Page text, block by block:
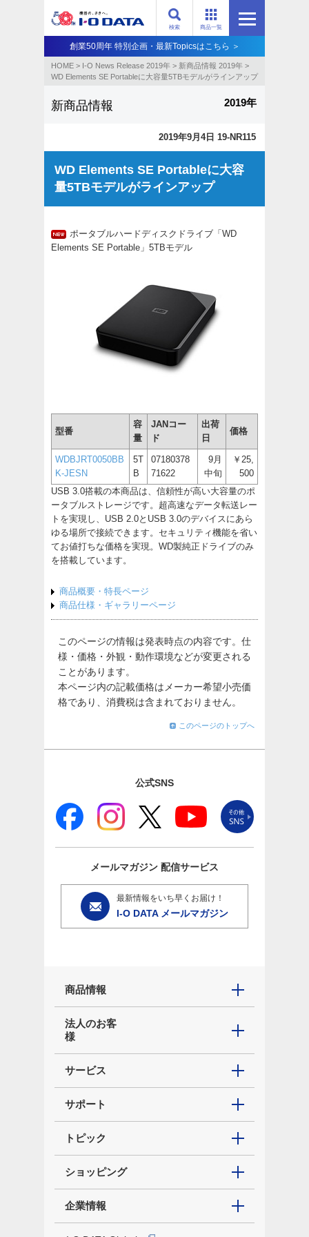
商品一覧
検索
創業50周年 特別企画・最新Topicsはこちら ＞
HOME > I-O News Release 2019年 > 新商品情報 2019年 >
WD Elements SE Portableに大容量5TBモデルがラインアップ
新商品情報 2019年
2019年9月4日 19-NR115
WD Elements SE Portableに大容
量5TBモデルがラインアップ
ポータブルハードディスクドライブ「WD
Elements SE Portable」5TBモデル
型番
容
量
JANコー
ド
出荷
日
価格
WDBJRT0050BB
K-JESN
5T
B
07180378
71622
9月
中旬
￥25,
500
USB 3.0搭載の本商品は、信頼性が高い大容量のポ
ータブルストレージです。超高速なデータ転送レー
トを実現し、USB 2.0とUSB 3.0のデバイスにあら
ゆる場所で接続できます。セキュリティ機能を省い
てお値打ちな価格を実現。WD製純正ドライブのみ
を搭載しています。
商品概要・特長ページ
商品仕様・ギャラリーページ
このページの情報は発表時点の内容です。仕
様・価格・外観・動作環境などが変更される
ことがあります。
本ページ内の記載価格はメーカー希望小売価
格であり、消費税は含まれておりません。
このページのトップへ
公式SNS
メールマガジン 配信サービス
最新情報をいち早くお届け！
I-O DATA メールマガジン
商品情報
法人のお客
様
サービス
サポート
トピック
ショッピング
企業情報